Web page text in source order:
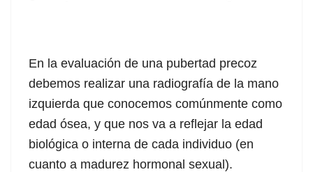
En la evaluación de una pubertad precoz
debemos realizar una radiografía de la mano
izquierda que conocemos comúnmente como
edad ósea, y que nos va a reflejar la edad
biológica o interna de cada individuo (en
cuanto a madurez hormonal sexual).